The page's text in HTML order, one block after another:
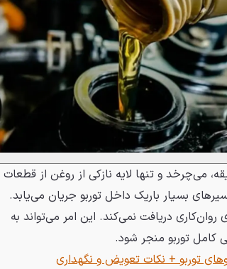
بسیار بالا تا ۲۲۰,۰۰۰ دور در دقیقه، می‌چرخد و تنها لایه نازکی از روغن از قطعات
بسیار باریک داخل توربو جریان می‌یابد.
دریافت نمی‌کند. این امر می‌تواند به
کامل توربو منجر شود.
توربو + نکات تعویض و نگهداری